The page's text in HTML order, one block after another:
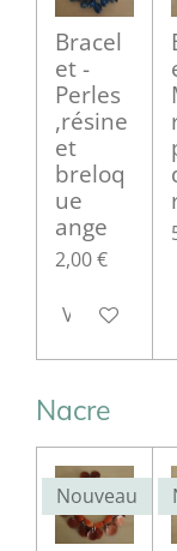
Bracel
et -
Perles
,résine
et
breloq
ue
ange
2,00 €
Voir les
Nacre
Nouveau